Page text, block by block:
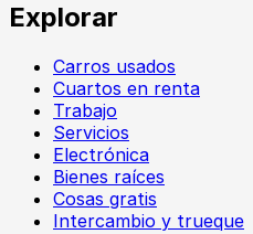
Explorar
Carros usados
Cuartos en renta
Trabajo
Servicios
Electrónica
Bienes raíces
Cosas gratis
Intercambio y trueque